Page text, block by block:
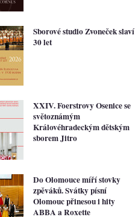
Sborové studio Zvoneček slaví
30 let
XXIV. Foerstrovy Osenice se
světoznámým
Královéhradeckým dětským
sborem Jitro
Do Olomouce míří stovky
zpěváků. Svátky písní
Olomouc přinesou i hity
ABBA a Roxette